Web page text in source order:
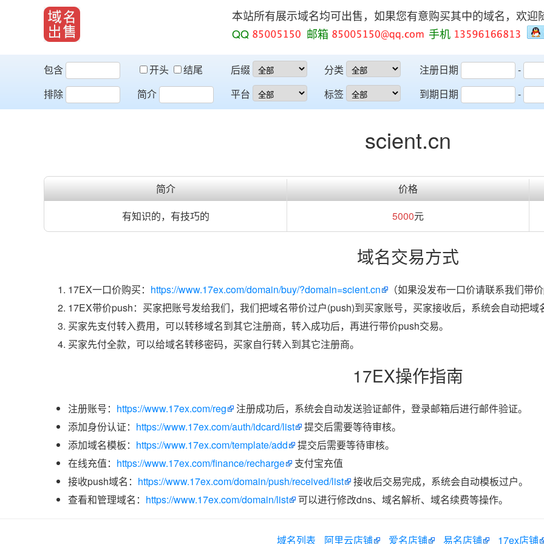
本站所有展示域名均可出售，如果您有意购买其中的域名，欢迎
QQ
邮箱 手机
包含 开头
结尾
排除
简介
后缀
平台
分类
标签
注册日期
-
到期日期
-
scient.cn
简介 价格
有知识的，有技巧的
5000元
域名交易方式
17EX一口价购买： https://www.17ex.com/domain/buy/?domain=scient.cn
（如果没发布一口价请联系我们带价
17EX带价push：买家把账号发给我们，我们把域名带价过户(push)到买家账号，买家接收后，系统会自动把域
买家先支付转入费用，可以转移域名到其它注册商，转入成功后，再进行带价push交易。
买家先付全款，可以给域名转移密码，买家自行转入到其它注册商。
17EX操作指南
注册账号： https://www.17ex.com/reg
注册成功后，系统会自动发送验证邮件，登录邮箱后进行邮件验证。
添加身份认证： https://www.17ex.com/auth/idcard/list
提交后需要等待审核。
添加域名模板： https://www.17ex.com/template/add
提交后需要等待审核。
在线充值： https://www.17ex.com/finance/recharge
支付宝充值
接收push域名： https://www.17ex.com/domain/push/received/list
接收后交易完成，系统会自动模板过户。
查看和管理域名： https://www.17ex.com/domain/list 可以进行修改dns、域名解析、域名续费等操作。
域名列表 阿里云店铺 爱名店铺 易名店铺 17ex店铺